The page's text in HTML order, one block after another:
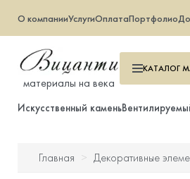
О компанииУслугиОплатаПортфолио
материалы на века
КАТАЛОГ
Искусственный камень
Главная Декоративные